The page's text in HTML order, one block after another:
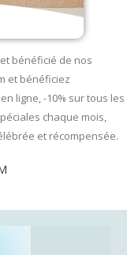
bénéficié de nos
et bénéficiez
ligne, -10% sur tous les
chaque mois,
et récompensée.